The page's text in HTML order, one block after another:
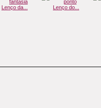
Lenço da... Lenço do...